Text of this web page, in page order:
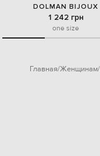
DOLMAN BIJOUX
1 242 грн
one size
Главная Женщинам